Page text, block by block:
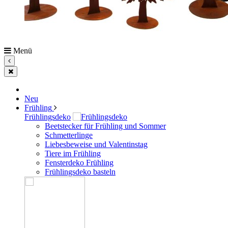
Menü
Neu
Frühling
Frühlingsdeko
Beetstecker für Frühling und Sommer
Schmetterlinge
Liebesbeweise und Valentinstag
Tiere im Frühling
Fensterdeko Frühling
Frühlingsdeko basteln